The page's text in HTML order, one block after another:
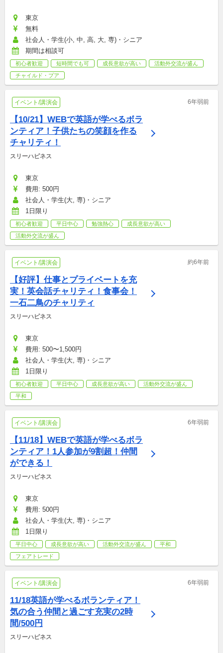
東京
無料
社会人・学生(小, 中, 高, 大, 専)・シニア
期間は相談可
初心者歓迎 短時間でも可 成長意欲が高い
活動外交流が盛ん
チャイルド・プア
イベント/講演会 6年弱前
【10/21】WEBで英語が学べるボラ
ンティア！子供たちの笑顔を作る
チャリティ！
スリーハピネス
東京
費用: 500円
社会人・学生(大, 専)・シニア
1日限り
初心者歓迎 平日中心 勉強熱心
成長意欲が高い
活動外交流が盛ん
イベント/講演会 約6年前
【好評】仕事とプライベートを充
実！英会話チャリティ！食事会！
一石二鳥のチャリティ
スリーハピネス
東京
費用: 500〜1,500円
社会人・学生(大, 専)・シニア
1日限り
初心者歓迎 平日中心 成長意欲が高い
活動外交流が盛ん
平和
イベント/講演会 6年弱前
【11/18】WEBで英語が学べるボラ
ンティア！1人参加が9割超！仲間
ができる！
スリーハピネス
東京
費用: 500円
社会人・学生(大, 専)・シニア
1日限り
平日中心 成長意欲が高い 活動外交流が盛ん
平和
フェアトレード
イベント/講演会 6年弱前
11/18英語が学べるボランティア！
気の合う仲間と過ごす充実の2時
間/500円
スリーハピネス